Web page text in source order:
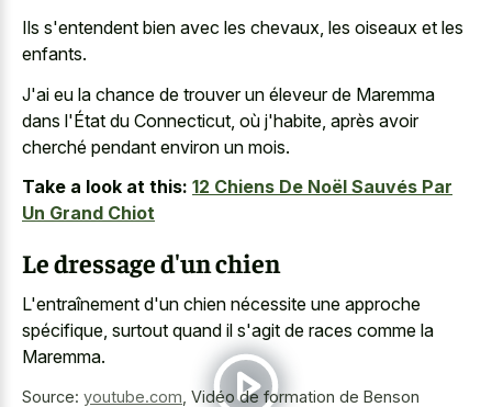
Ils s'entendent bien avec les chevaux, les oiseaux et les
enfants.
J'ai eu la chance de trouver un éleveur de Maremma
dans l'État du Connecticut, où j'habite, après avoir
cherché pendant environ un mois.
Take a look at this: 12 Chiens De Noël Sauvés Par
Un Grand Chiot
Le dressage d'un chien
L'entraînement d'un chien nécessite une approche
spécifique, surtout quand il s'agit de races comme la
Maremma.
Source: youtube.com Vidéo de formation de Benson